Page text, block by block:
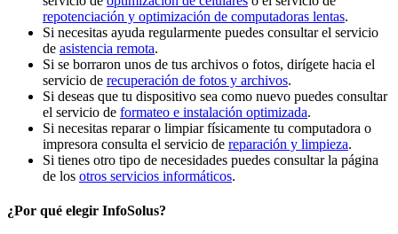
repotenciación y optimización de computadoras lentas.
Si necesitas ayuda regularmente puedes consultar el servicio
de asistencia remota.
Si se borraron unos de tus archivos o fotos, dirígete hacia el
servicio de recuperación de fotos y archivos.
Si deseas que tu dispositivo sea como nuevo puedes consultar
el servicio de formateo e instalación optimizada.
Si necesitas reparar o limpiar físicamente tu computadora o
impresora consulta el servicio de reparación y limpieza.
Si tienes otro tipo de necesidades puedes consultar la página
de los otros servicios informáticos.
¿Por qué elegir InfoSolus?